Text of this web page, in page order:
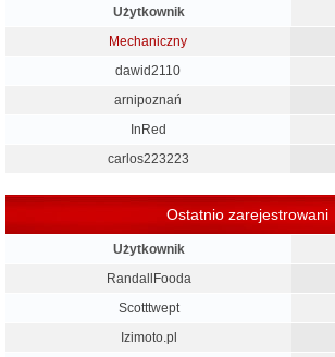
Użytkownik
Mechaniczny
dawid2110
arnipoznań
InRed
carlos223223
Ostatnio zarejestrowani
Użytkownik
RandallFooda
Scotttwept
Izimoto.pl